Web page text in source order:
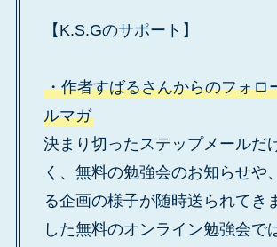
【K.S.Gのサポート】
・作者すばるさんからのフォロ
ルマガ
決まり切ったステップメールだ
く、無料の勉強会のお知らせや
る企画の様子が随時送られてき
した無料のオンライン勉強会で